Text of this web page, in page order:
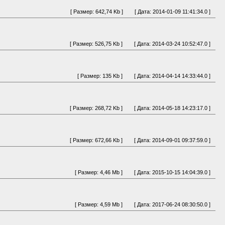
[ Дата: 2014-01-09 11:41:34.0 ]
[ Размер: 642,74 Kb ]
[ Дата: 2014-03-24 10:52:47.0 ]
[ Размер: 526,75 Kb ]
[ Дата: 2014-04-14 14:33:44.0 ]
[ Размер: 135 Kb ]
[ Дата: 2014-05-18 14:23:17.0 ]
[ Размер: 268,72 Kb ]
[ Дата: 2014-09-01 09:37:59.0 ]
[ Размер: 672,66 Kb ]
[ Дата: 2015-10-15 14:04:39.0 ]
[ Размер: 4,46 Mb ]
[ Дата: 2017-06-24 08:30:50.0 ]
[ Размер: 4,59 Mb ]